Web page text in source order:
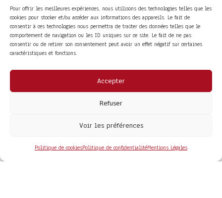
Pour offrir les meilleures expériences, nous utilisons des technologies telles que les
cookies pour stocker et/ou accéder aux informations des appareils. Le fait de
consentir à ces technologies nous permettra de traiter des données telles que le
comportement de navigation ou les ID uniques sur ce site. Le fait de ne pas
consentir ou de retirer son consentement peut avoir un effet négatif sur certaines
caractéristiques et fonctions.
Accepter
Refuser
Voir les préférences
Politique de cookiesPolitique de confidentialitéMentions Légales
Adhérer
Conditions Générales de Vente
Mentions Légales